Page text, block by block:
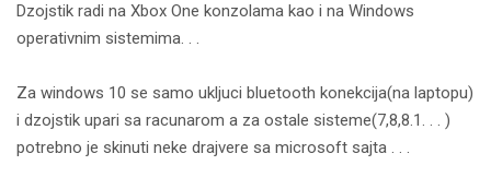
Dzojstik radi na Xbox One konzolama kao i na Windows
operativnim sistemima. . .
Za windows 10 se samo ukljuci bluetooth konekcija(na laptopu)
i dzojstik upari sa racunarom a za ostale sisteme(7,8,8.1. . . )
potrebno je skinuti neke drajvere sa microsoft sajta . . .